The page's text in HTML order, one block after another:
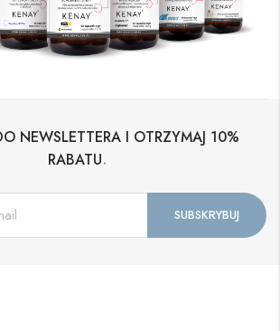
NEWSLETTERA I OTRZYMAJ 10%
RABATU.